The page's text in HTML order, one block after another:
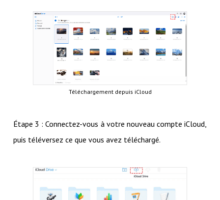
Téléchargement depuis iCloud
Étape 3 : Connectez-vous à votre nouveau compte iCloud,
puis téléversez ce que vous avez téléchargé.